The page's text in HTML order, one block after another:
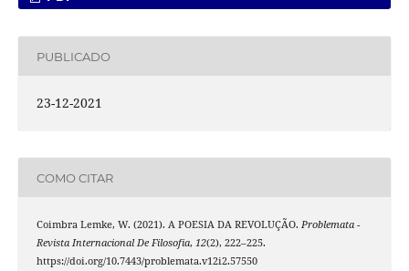
PUBLICADO
23-12-2021
COMO CITAR
Coimbra Lemke, W. (2021). A POESIA DA REVOLUÇÃO. Problemata -
Revista Internacional De Filosofia, 12(2), 222–225.
https://doi.org/10.7443/problemata.v12i2.57550